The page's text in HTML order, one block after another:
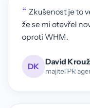
“ Zkušenost je to
že se mi otevřel
oproti WHM.
DK David
majitel PR